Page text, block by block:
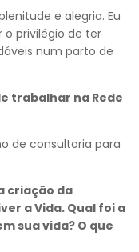
e alegria. Eu
privilégio de ter
num parto de
trabalhar na Rede
de consultoria para
criação da
a Vida. Qual foi a
sua vida? O que